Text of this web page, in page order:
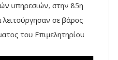
υπηρεσιών, στην 85η
σε βάρος
του Επιμελητηρίου